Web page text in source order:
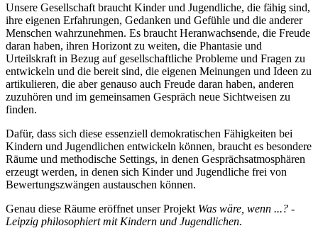
Unsere Gesellschaft braucht Kinder und Jugendliche, die fähig sind,
ihre eigenen Erfahrungen, Gedanken und Gefühle und die anderer
Menschen wahrzunehmen. Es braucht Heranwachsende, die Freude
daran haben, ihren Horizont zu weiten, die Phantasie und
Urteilskraft in Bezug auf gesellschaftliche Probleme und Fragen zu
entwickeln und die bereit sind, die eigenen Meinungen und Ideen zu
artikulieren, die aber genauso auch Freude daran haben, anderen
zuzuhören und im gemeinsamen Gespräch neue Sichtweisen zu
finden.
Dafür, dass sich diese essenziell demokratischen Fähigkeiten bei
Kindern und Jugendlichen entwickeln können, braucht es besondere
Räume und methodische Settings, in denen Gesprächsatmosphären
erzeugt werden, in denen sich Kinder und Jugendliche frei von
Bewertungszwängen austauschen können.
Genau diese Räume eröffnet unser Projekt Was wäre, wenn ...? -
Leipzig philosophiert mit Kindern und Jugendlichen.